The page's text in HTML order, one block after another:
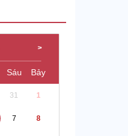
Sáu Bảy
31 1
7 8